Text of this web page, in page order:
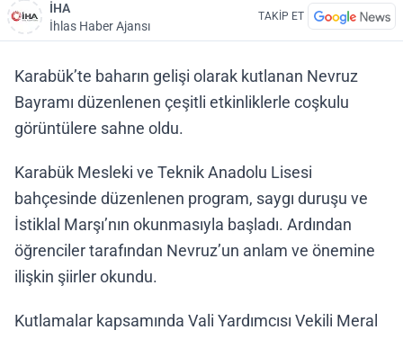
İHA
İhlas Haber Ajansı
TAKİP ET
Karabük’te baharın gelişi olarak kutlanan Nevruz
Bayramı düzenlenen çeşitli etkinliklerle coşkulu
görüntülere sahne oldu.
Karabük Mesleki ve Teknik Anadolu Lisesi
bahçesinde düzenlenen program, saygı duruşu ve
İstiklal Marşı’nın okunmasıyla başladı. Ardından
öğrenciler tarafından Nevruz’un anlam ve önemine
ilişkin şiirler okundu.
Kutlamalar kapsamında Vali Yardımcısı Vekili Meral